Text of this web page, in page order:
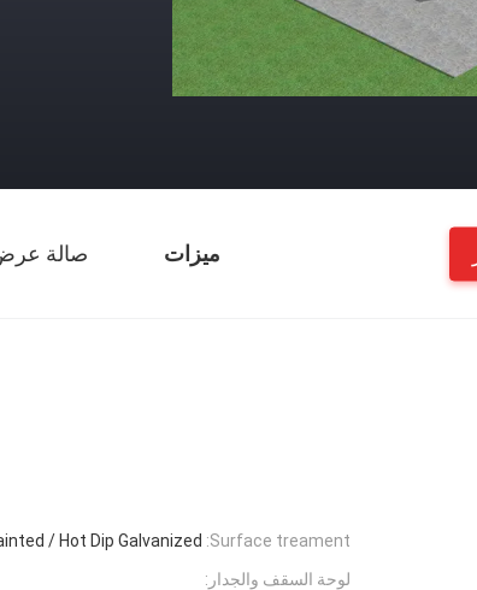
ميزات صالة
Surface treament:
/ Hot Dip Galvanized
لوحة السقف والجدار: